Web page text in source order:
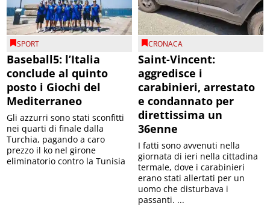
SPORT
Baseball5: l’Italia
conclude al quinto
posto i Giochi del
Mediterraneo
Gli azzurri sono stati sconfitti
nei quarti di finale dalla
Turchia, pagando a caro
prezzo il ko nel girone
eliminatorio contro la Tunisia
CRONACA
Saint-Vincent:
aggredisce i
carabinieri, arrestato
e condannato per
direttissima un
36enne
I fatti sono avvenuti nella
giornata di ieri nella cittadina
termale, dove i carabinieri
erano stati allertati per un
uomo che disturbava i
passanti. ...